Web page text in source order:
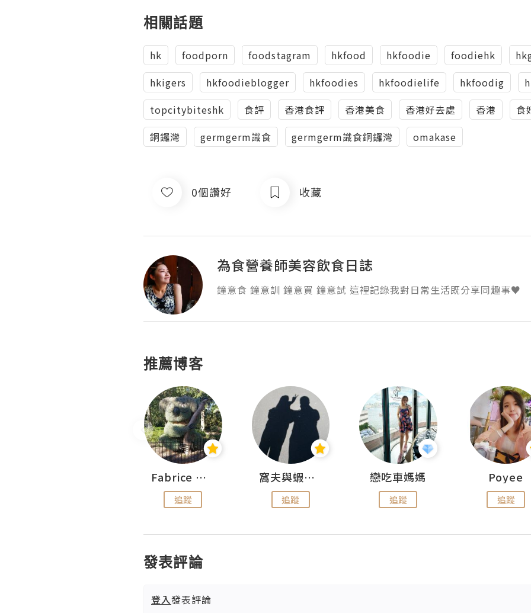
相關話題
hk foodporn foodstagram hkfood hkfoodie foodiehk
hkigers
hkfoodieblogger hkfoodies hkfoodielife hkfoodig
topcitybiteshk
食評 香港食評 香港美食 香港好去處 香港
食
銅鑼灣
germgerm識食 germgerm識食銅鑼灣 omakase
0個讚好 收藏
為食營養師美容飲食日誌
鐘意食 鐘意訓 鐘意買 鐘意試 這裡記錄我對日常生活既分享同趣事♥
推薦博客
Fabrice 嚐味
追蹤
窩夫與蝦子餅
追蹤
戀吃車媽媽
追蹤
Poyee
追蹤
發表評論
登入發表評論